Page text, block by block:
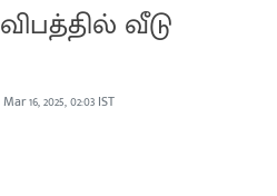
வீடு
Mar 16, 2025, 02:03 IST